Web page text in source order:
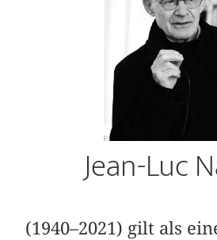
Jean-Luc
(1940–2021) gilt als